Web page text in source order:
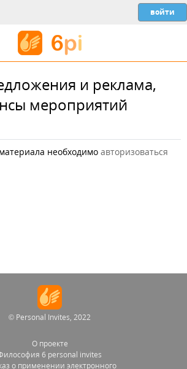
и реклама,
мероприятий
необходимо авторизоваться
© Personal Invites, 2022
О проекте
6 personal invites
о применении электронного